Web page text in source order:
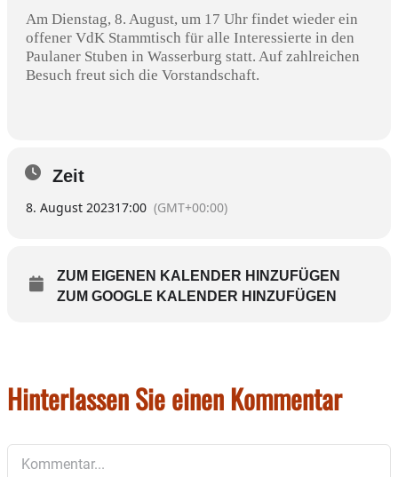
Am Dienstag, 8. August, um 17 Uhr findet wieder ein
offener VdK Stammtisch für alle Interessierte in den
Paulaner Stuben in Wasserburg statt. Auf zahlreichen
Besuch freut sich die Vorstandschaft.
Zeit
8. August 202317:00 (GMT+00:00)
ZUM EIGENEN KALENDER HINZUFÜGEN
ZUM GOOGLE KALENDER HINZUFÜGEN
Hinterlassen Sie einen Kommentar